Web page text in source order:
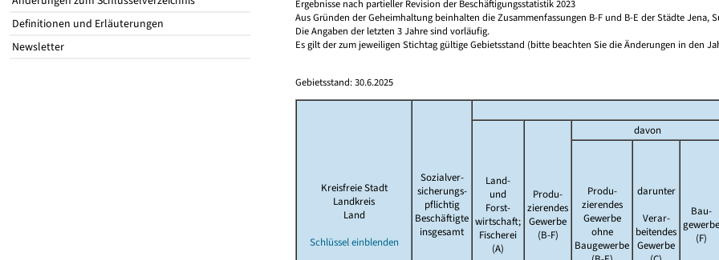
Definitionen und Erläuterungen
Newsletter
Ergebnisse nach partieller Revision der Beschäftigungsstatistik 2023
Aus Gründen der Geheimhaltung beinhalten die Zusammenfassungen B-F und B-E der Städte Jena,
Die Angaben der letzten 3 Jahre sind vorläufig.
Es gilt der zum jeweiligen Stichtag gültige Gebietsstand (bitte beachten Sie die Änderungen in den
Gebietsstand: 30.6.2025
Kreisfreie Stadt
Landkreis
Land
Schlüssel einblenden
Sozialver-
sicherungs-
pflichtig
Beschäftigte
insgesamt
Land-
und
Forst-
wirtschaft;
Fischerei
(A)
Produ-
zierendes
Gewerbe
(B-F)
davon
Produ-
zierendes
Gewerbe
ohne
Baugewerbe
darunter
Verar-
beitendes
Gewerbe
Bau-
gewerbe
(F)